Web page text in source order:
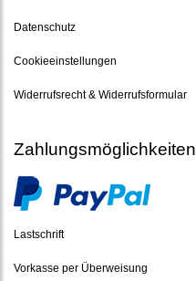
Datenschutz
Cookieeinstellungen
Widerrufsrecht & Widerrufsformular
Zahlungsmöglichkeiten
Lastschrift
Vorkasse per Überweisung